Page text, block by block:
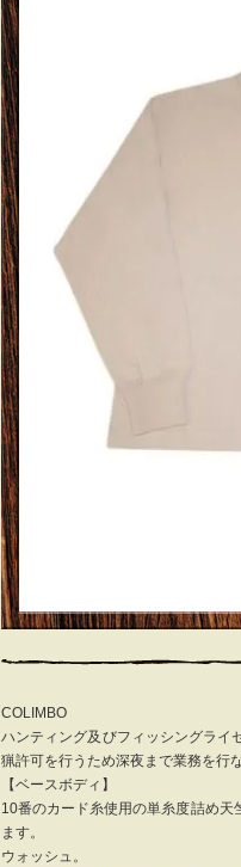
COLIMBO
ハンティング及びフィッシングライ
猟許可を行うため深夜まで業務を行
【ベースボディ】
10番のカード糸使用の単糸度詰め
ます。
ウォッシュ。